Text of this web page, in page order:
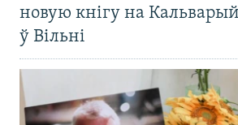
новую кнігу на
ў Вільні